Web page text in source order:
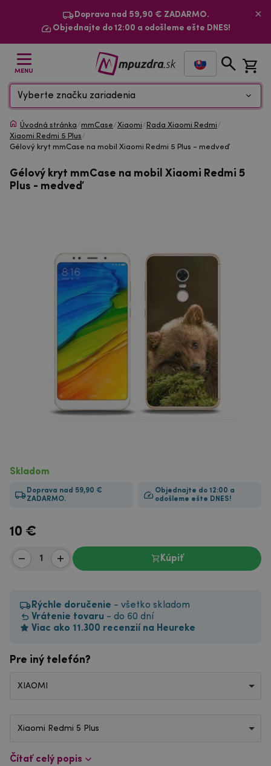
Doprava nad 59,90 € ZADARMO.
Objednajte do 12:00 a odošleme ešte DNES!
MENU
Vyberte značku zariadenia
Úvodná stránka/mmCase/Xiaomi/ Rada Xiaomi Redmi/
Xiaomi Redmi 5 Plus/
Gélový kryt mmCase na mobil Xiaomi Redmi 5 Plus - medveď
Gélový kryt mmCase na mobil Xiaomi Redmi 5
Plus - medveď
Skladom
Doprava nad 59,90 €
ZADARMO.
Objednajte do 12:00 a
odošleme ešte DNES!
10 €
Kúpiť
Rýchle doručenie - všetko skladom
Vrátenie tovaru - do 60 dní
Viac ako 11.300 recenzií na Heureke
Pre iný telefón?
XIAOMI
Xiaomi Redmi 5 Plus
Čítať celý popis